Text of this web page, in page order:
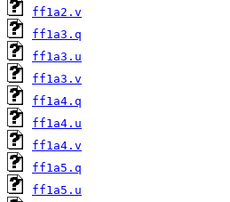
ff1a2.v
ff1a3.q
ff1a3.u
ff1a3.v
ff1a4.q
ff1a4.u
ff1a4.v
ff1a5.q
ff1a5.u